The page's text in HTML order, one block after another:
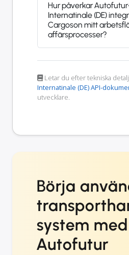
Hur påverkar
Internatinale (DE)
Cargoson mitt
affärsprocesser?
Letar du efter tekniska
Internatinale (DE) API-
utvecklare.
Börja
system med
Autofutur